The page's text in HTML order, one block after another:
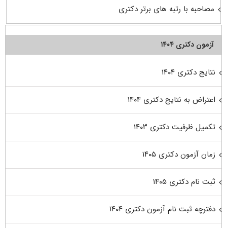
مصاحبه با رتبه های برتر دکتری
آزمون دکتری ۱۴۰۴
نتایج دکتری ۱۴۰۴
اعتراض به نتایج دکتری ۱۴۰۴
تکمیل ظرفیت دکتری ۱۴۰۳
زمان آزمون دکتری ۱۴۰۵
ثبت نام دکتری ۱۴۰۵
دفترچه ثبت نام آزمون دکتری ۱۴۰۴